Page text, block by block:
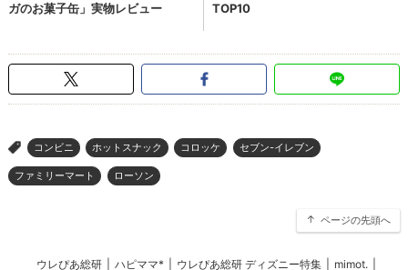
> コンビニ ホットスナック コロッケ セブン-イレブン
ファミリーマート ローソン
ページの先頭へ
ウレぴあ総研 ハピママ* ウレぴあ総研 ディズニー特集 mimot.